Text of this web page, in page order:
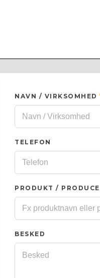
NAVN / VIRKSOMHED
TELEFON
PRODUKT /
BESKED